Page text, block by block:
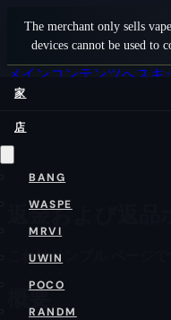
The merchant only sells
devices cannot be used to
メインコンテンツへスキ
家
店
BANG
WASPE
MRVI
UWIN
POCO
RANDM
返金および返品
これはサンプル ページで
概要